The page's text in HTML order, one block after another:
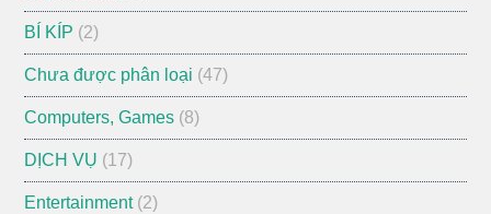
BÍ KÍP (2)
Chưa được phân loại (47)
Computers, Games (8)
DỊCH VỤ (17)
Entertainment(2)